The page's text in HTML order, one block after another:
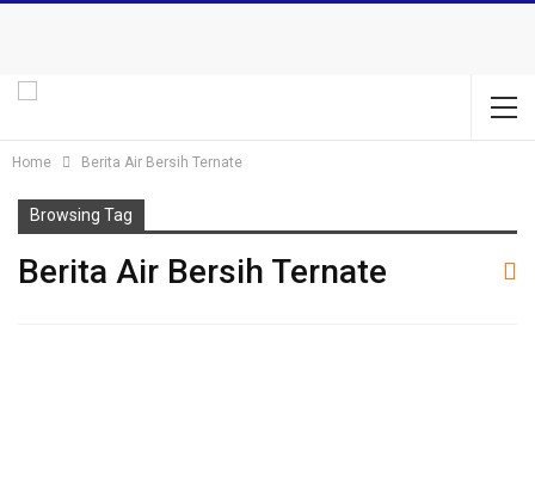
Home Berita Air Bersih Ternate
Browsing Tag
Berita Air Bersih Ternate